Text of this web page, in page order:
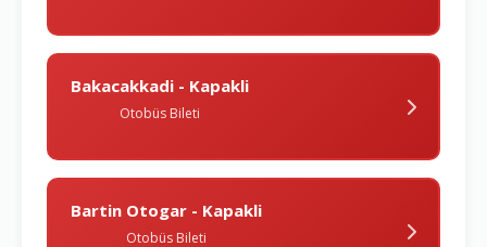
Bakacakkadi - Kapakli
Otobüs Bileti
Bartin Otogar - Kapakli
Otobüs Bileti